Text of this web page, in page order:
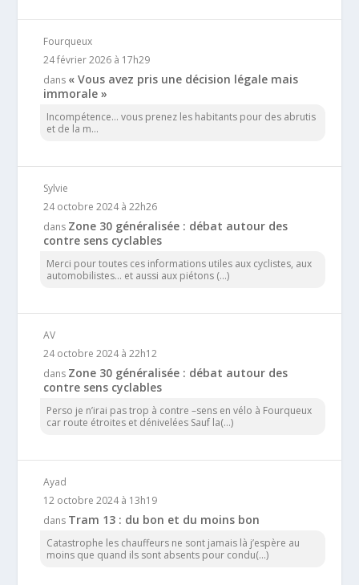
Fourqueux
24 février 2026 à 17h29
dans « Vous avez pris une décision légale mais
immorale »
Incompétence… vous prenez les habitants pour des abrutis
et de la m...
Sylvie
24 octobre 2024 à 22h26
dans Zone 30 généralisée : débat autour des
contre sens cyclables
Merci pour toutes ces informations utiles aux cyclistes, aux
automobilistes... et aussi aux piétons (...)
AV
24 octobre 2024 à 22h12
dans Zone 30 généralisée : débat autour des
contre sens cyclables
Perso je n’irai pas trop à contre –sens en vélo à Fourqueux
car route étroites et dénivelées Sauf la(...)
Ayad
12 octobre 2024 à 13h19
dans Tram 13 : du bon et du moins bon
Catastrophe les chauffeurs ne sont jamais là j’espère au
moins que quand ils sont absents pour condu(...)